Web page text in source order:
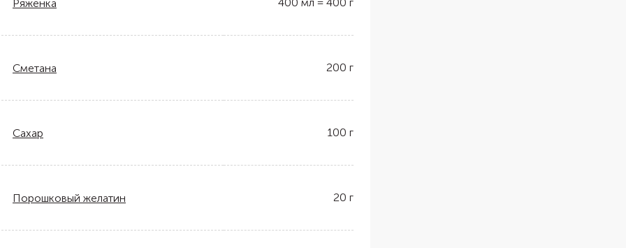
Ряженка
Сметана 200 г
Сахар 100 г
Порошковый желатин 20 г